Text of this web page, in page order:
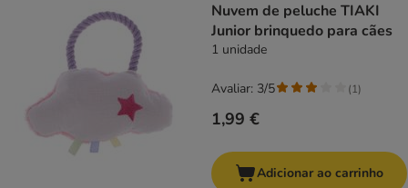
Nuvem de peluche TIAKI
Junior brinquedo para cães
1 unidade
1,99 €
Avaliar: 3/5 (1)
Adicionar ao carrinho